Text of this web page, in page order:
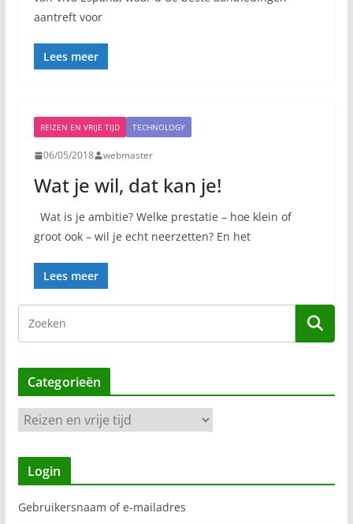
aantreft voor
Lees meer
REIZEN EN VRIJE TIJD TECHNOLOGY
06/05/2018 webmaster
Wat je wil, dat kan je!
Wat is je ambitie? Welke prestatie – hoe klein of
groot ook – wil je echt neerzetten? En het
Lees meer
Categorieën
a
t
o
Login
Gebruikersnaam of e-mailadres